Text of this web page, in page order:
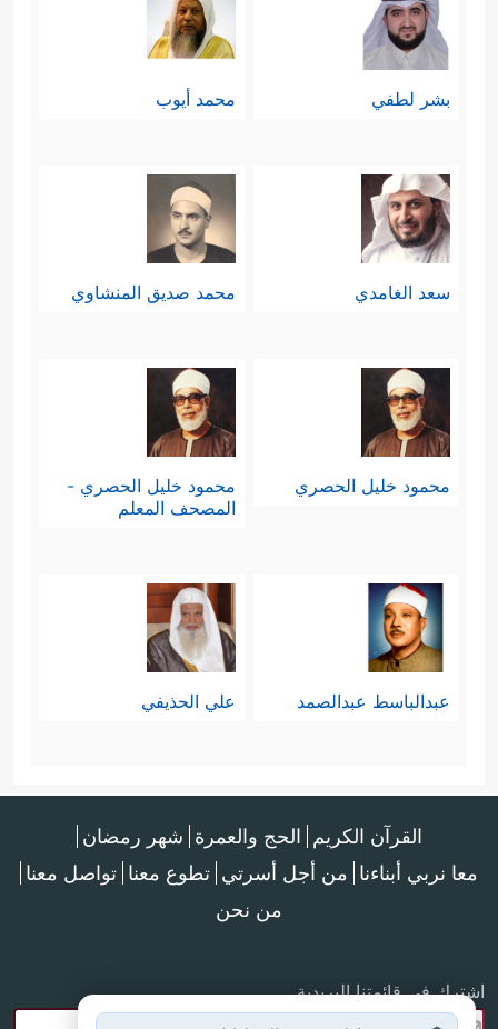
بشر لطفي محمد أيوب
سعد الغامدي محمد صديق المنشاوي
محمود خليل الحصري
محمود خليل الحصري -
المصحف المعلم
عبدالباسط عبدالصمد علي الحذيفي
القرآن الكريم الحج والعمرة شهر رمضان
معا نربي أبناءنا من أجل أسرتي تطوع معنا تواصل معنا
من نحن
اشترك في قائمتنا البريدية